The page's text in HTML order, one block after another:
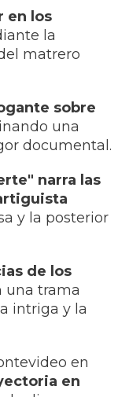
en los
la
matrero
sobre
una
documental.
narra las
y la posterior
de los
una trama
intriga y la
en
en